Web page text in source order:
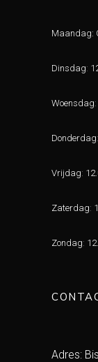
Maandag:
Dinsdag:
Woensdag:
Donderdag:
Vrijdag:
Zaterdag:
Zondag:
Adres: